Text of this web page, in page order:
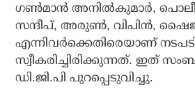
ഗണ്‍മാന്‍ അനില്‍കുമാര്‍,
സന്ദീപ്, അരുണ്‍, വിപിന്‍,
എന്നിവര്‍ക്കെതിരെയാണ് നടപടി
സ്വീകരിച്ചിരിക്കുന്നത്. ഇത്
ഡി.ജി.പി പുറപ്പെടുവിച്ചു.